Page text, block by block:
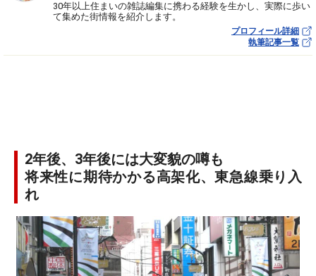
30年以上住まいの雑誌編集に携わる経験を生かし、実際に歩い
て集めた街情報を紹介します。
プロフィール詳細
執筆記事一覧
2年後、3年後には大変貌の噂も
将来性に期待かかる高架化、東急線乗り入
れ